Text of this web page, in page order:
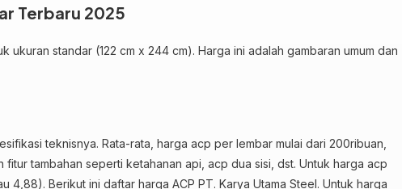
Terbaru 2025
ukuran standar (122 cm x 244 cm). Harga ini adalah gambaran umum dan
teknisnya. Rata-rata, harga acp per lembar mulai dari 200ribuan,
tambahan seperti ketahanan api, acp dua sisi, dst. Untuk harga acp
Berikut ini daftar harga ACP PT. Karya Utama Steel. Untuk harga